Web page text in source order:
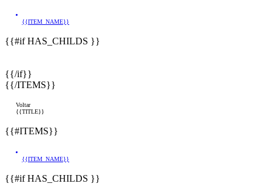
{{ITEM_NAME}}
{{#if HAS_CHILDS }}
{{/if}}
{{/ITEMS}}
Voltar
{{TITLE}}
{{#ITEMS}}
{{ITEM_NAME}}
{{#if HAS_CHILDS }}